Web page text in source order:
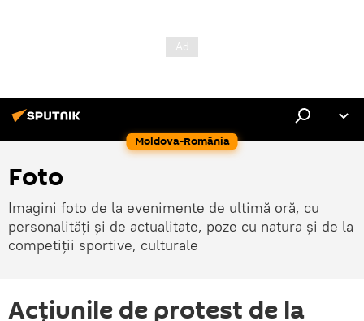
Moldova-România
Foto
Imagini foto de la evenimente de ultimă oră, cu
personalități și de actualitate, poze cu natura și de la
competiții sportive, culturale
Acțiunile de protest de la